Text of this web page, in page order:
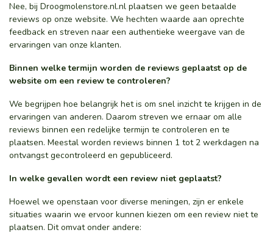
Nee, bij Droogmolenstore.nl.nl plaatsen we geen betaalde
reviews op onze website. We hechten waarde aan oprechte
feedback en streven naar een authentieke weergave van de
ervaringen van onze klanten.
Binnen welke termijn worden de reviews geplaatst op de
website om een review te controleren?
We begrijpen hoe belangrijk het is om snel inzicht te krijgen in de
ervaringen van anderen. Daarom streven we ernaar om alle
reviews binnen een redelijke termijn te controleren en te
plaatsen. Meestal worden reviews binnen 1 tot 2 werkdagen na
ontvangst gecontroleerd en gepubliceerd.
In welke gevallen wordt een review niet geplaatst?
Hoewel we openstaan voor diverse meningen, zijn er enkele
situaties waarin we ervoor kunnen kiezen om een review niet te
plaatsen. Dit omvat onder andere: